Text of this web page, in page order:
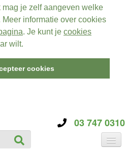
je zelf aangeven welke
informatie over cookies
. Je kunt je cookies
wilt.
cookies
03 747 0310